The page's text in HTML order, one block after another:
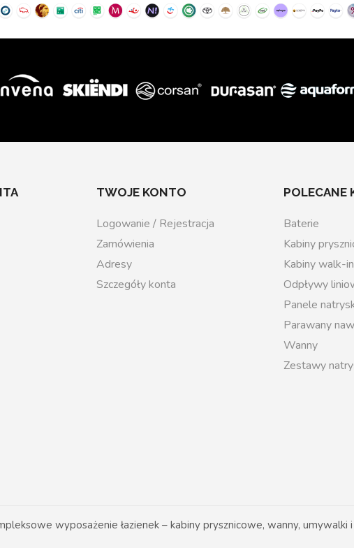
TWOJE KONTO
Logowanie / Rejestracja
Zamówienia
Adresy
Szczegóły konta
POLECANE
Baterie
Kabiny
Kabiny walk-in
Odpływy
Panele
Parawany
Wanny
Zestawy
wyposażenie łazienek – kabiny prysznicowe, wanny,